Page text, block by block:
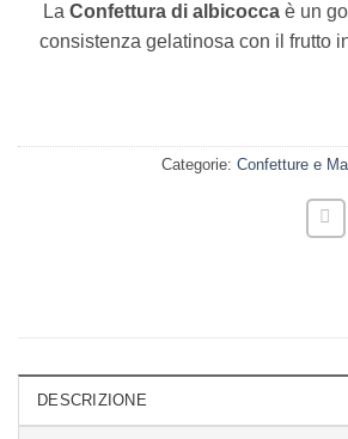
La Confettura di albicocca è un
consistenza gelatinosa con il frutto
Categorie: Confetture e
DESCRIZIONE